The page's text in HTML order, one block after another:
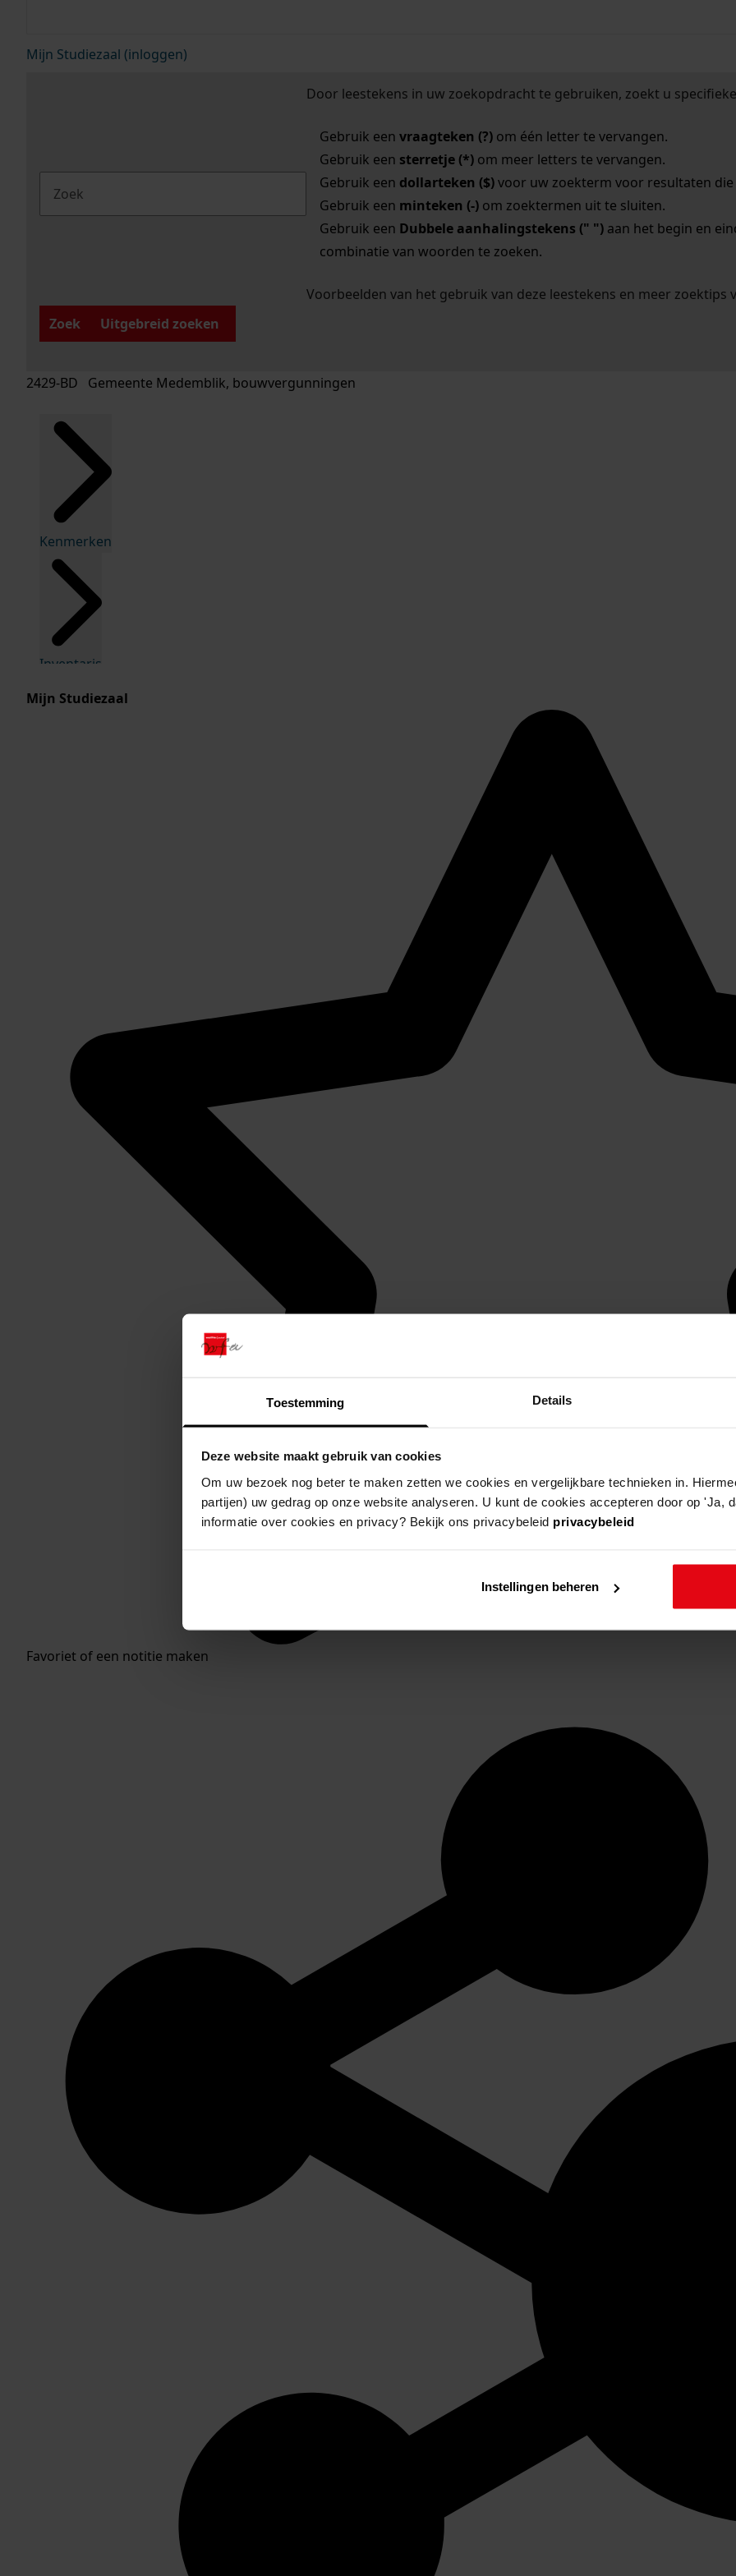
Toestemming Details
Deze website maakt gebruik van cookies
Om uw bezoek nog beter te maken zetten we cookies en vergelijkbare technieken in.
partijen) uw gedrag op onze website analyseren. U kunt de cookies accepteren door op 'Ja,
informatie over cookies en privacy? Bekijk ons privacybeleid privacybeleid
Instellingen beheren
Mijn Studiezaal (inloggen)
Door leestekens in uw zoekopdracht te gebruiken, zoekt u
Gebruik een vraagteken (?)om één letter te vervangen.
Gebruik een sterretje (*)om meer letters te vervangen.
Gebruik een dollarteken ($)voor uw zoekterm voor resultaten die
Gebruik een minteken (-)om zoektermen uit te sluiten.
Gebruik een Dubbele aanhalingstekens (" ")aan het begin en
combinatie van woorden te zoeken.
Voorbeelden van het gebruik van deze leestekens en meer zoektips
Zoek
Uitgebreid zoeken
2429-BD Gemeente Medemblik, bouwvergunningen
Kenmerken
Inventaris
Mijn Studiezaal
Favoriet of een notitie maken